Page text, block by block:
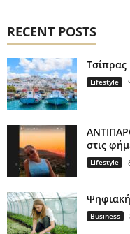
RECENT POSTS
Τσίπρας
Lifestyle
στις
Lifestyle
Business